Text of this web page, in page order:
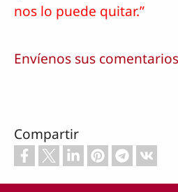
nos lo puede quitar.”
Envíenos sus
Compartir